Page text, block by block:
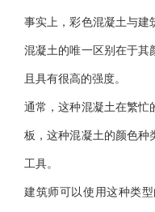
事实上，彩色混凝土与
混凝土的唯一区别在于
且具有很高的强度。
通常，这种混凝土在繁
板，这种混凝土的颜色
工具。
建筑师可以使用这种类